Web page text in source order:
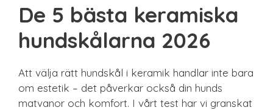
De 5 bästa keramiska
hundskålarna 2026
Att välja rätt hundskål i keramik handlar inte bara
om estetik – det påverkar också din hunds
matvanor och komfort. I vårt test har vi granskat